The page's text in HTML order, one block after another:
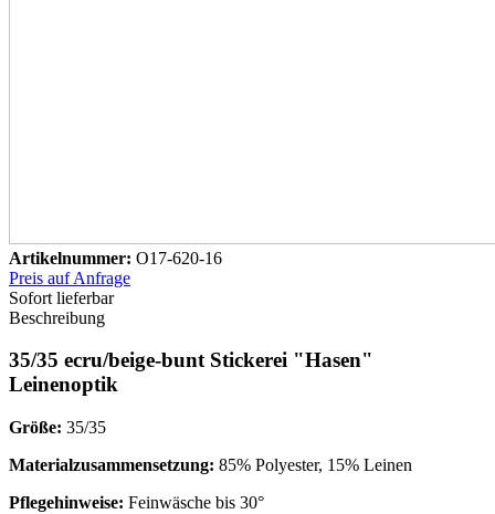
Artikelnummer: O17-620-16
Preis auf Anfrage
Sofort lieferbar
Beschreibung
35/35 ecru/beige-bunt Stickerei "Hasen"
Leinenoptik
Größe: 35/35
Materialzusammensetzung: 85% Polyester, 15% Leinen
Pflegehinweise: Feinwäsche bis 30°